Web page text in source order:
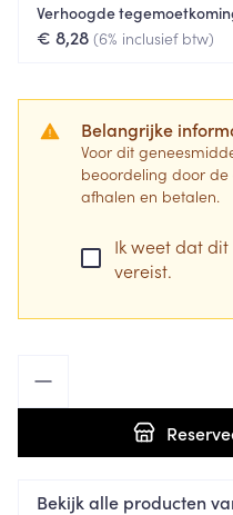
Verhoogde
€ 8,28 (6% inclusief btw)
Belangrijke
Voor dit
beoordeling door de
afhalen en betalen.
Ik weet dat
vereist.
Bekijk alle producten